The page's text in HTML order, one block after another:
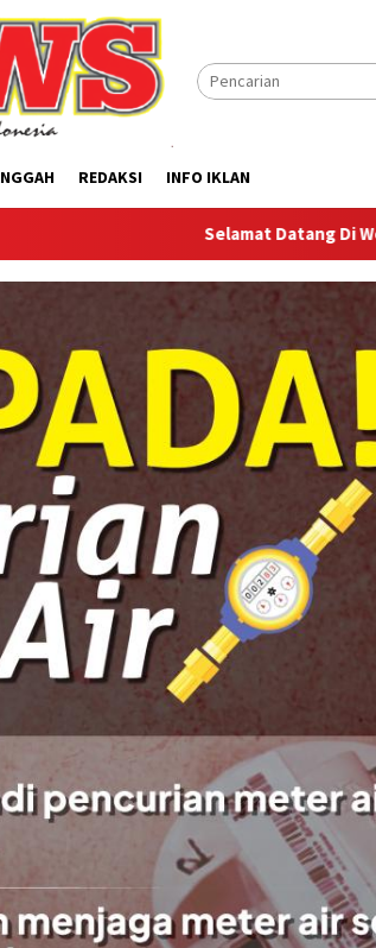
REDAKSI INFO IKLAN
Selamat Datang Di Website